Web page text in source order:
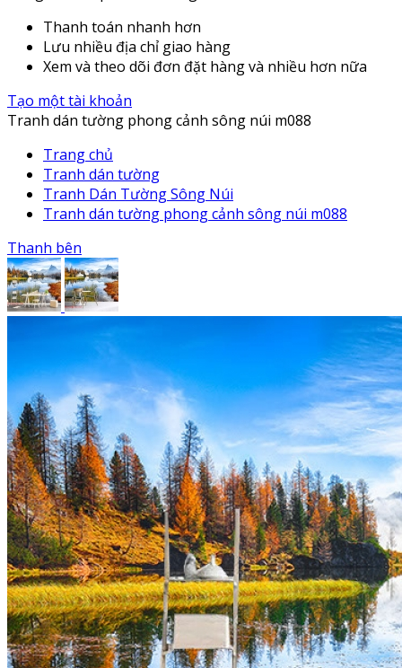
Thanh toán nhanh hơn
Lưu nhiều địa chỉ giao hàng
Xem và theo dõi đơn đặt hàng và nhiều hơn nữa
Tạo một tài khoản
Tranh dán tường phong cảnh sông núi m088
Trang chủ
Tranh dán tường
Tranh Dán Tường Sông Núi
Tranh dán tường phong cảnh sông núi m088
Thanh bên